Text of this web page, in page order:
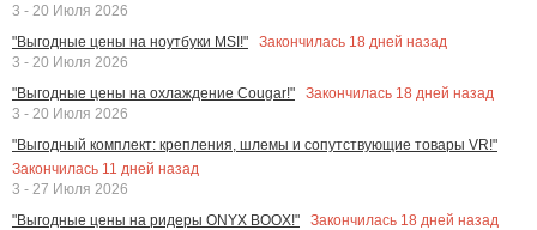
3 - 20 Июля 2026
"Выгодные цены на ноутбуки MSI!"
Закончилась 18 дней назад
3 - 20 Июля 2026
"Выгодные цены на охлаждение Cougar!"
Закончилась 18 дней назад
3 - 20 Июля 2026
"Выгодный комплект: крепления, шлемы и сопутствующие товары VR!"
Закончилась 11 дней назад
3 - 27 Июля 2026
"Выгодные цены на ридеры ONYX BOOX!"
Закончилась 18 дней назад